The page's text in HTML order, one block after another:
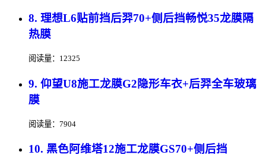
8. 理想L6贴前挡后羿70+侧后挡畅悦35龙膜隔
热膜
阅读量：12325
9. 仰望U8施工龙膜G2隐形车衣+后羿全车玻璃
膜
阅读量：7904
10. 黑色阿维塔12施工龙膜GS70+侧后挡